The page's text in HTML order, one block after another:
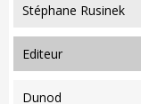
Stéphane Rusinek
editeur
Dunod